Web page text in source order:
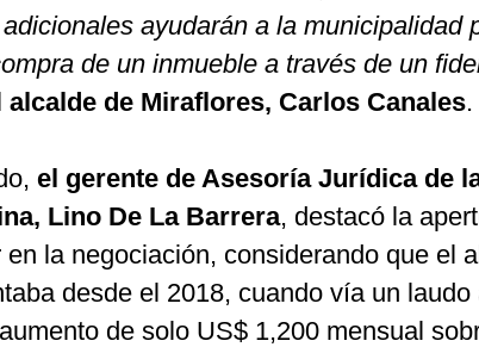
ayudarán a la municipalidad
de un inmueble a través de un
alcalde de Miraflores, Carlos Canales.
el gerente de Asesoría Jurídica de
Lino De La Barrera, destacó la
en la negociación, considerando que el
desde el 2018, cuando vía un laudo
de solo US$ 1,200 mensual